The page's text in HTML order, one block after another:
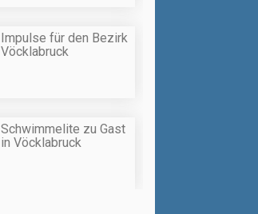
Impulse für den Bezirk
Vöcklabruck
Schwimmelite zu Gast
in Vöcklabruck